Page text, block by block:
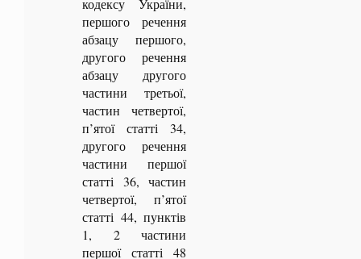
першого речення
абзацу першого,
другого речення
абзацу другого
частини третьої,
частин четвертої,
п’ятої статті 34,
другого речення
частини першої
статті 36, частин
четвертої, п’ятої
статті 44, пунктів
1, 2 частини
першої статті 48